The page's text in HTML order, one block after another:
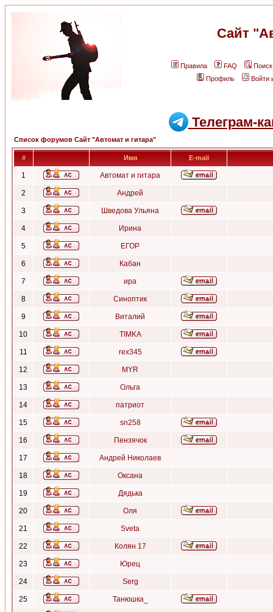
Сайт
Правила FAQ
Поиск
Профиль
Войти
Телеграм-
Список форумов Сайт "Автомат и гитара"
# Имя E-mail
1 Автомат и гитара
2 Андрей
3 Шведова Ульяна
4 Ирина
5 ЕГОР
6 Кабан
7 ира
8 Синоптик
9 Виталий
10 TIMKA
11 rex345
12 MYR
13 Ольга
14 патриот
15 sn258
16 Пензячок
17 Андрей Николаев
18 Оксана
19 Дядька
20 Оля
21 Sveta
22 Колян 17
23 Юрец
24 Serg
25 Танюшка_